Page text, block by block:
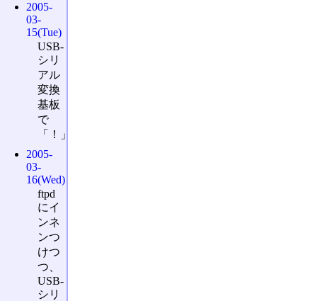
2005-
03-
15(Tue)
USB-
シリ
アル
変換
基板
で
「！」
2005-
03-
16(Wed)
ftpd
にイ
ンネ
ンつ
けつ
つ、
USB-
シリ